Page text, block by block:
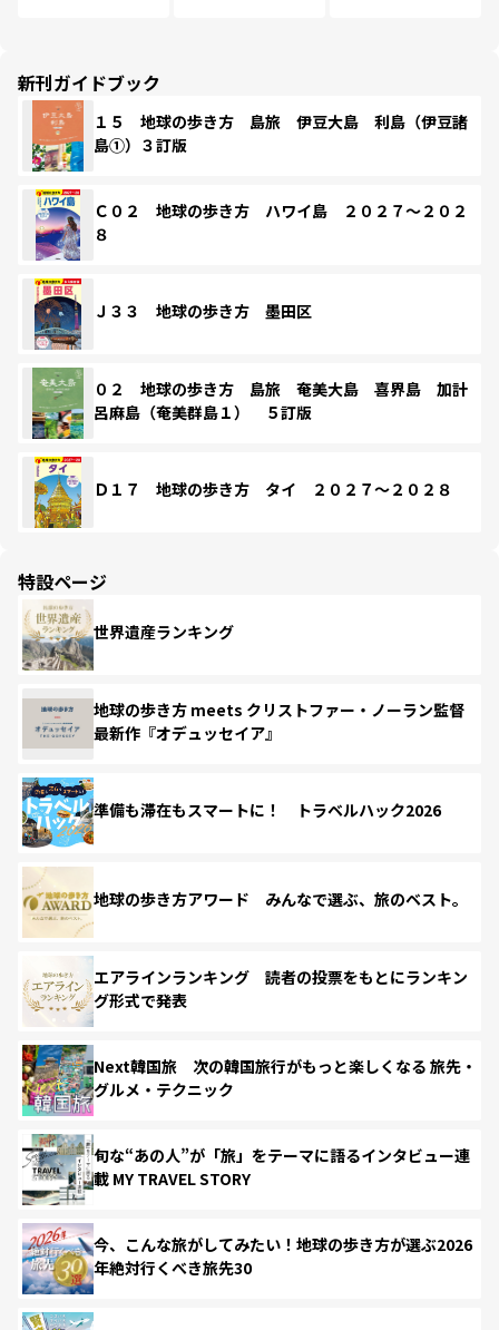
新刊ガイドブック
１５ 地球の歩き方 島旅 伊豆大島 利島（伊豆諸
島①）３訂版
Ｃ０２ 地球の歩き方 ハワイ島 ２０２７～２０２
８
Ｊ３３ 地球の歩き方 墨田区
０２ 地球の歩き方 島旅 奄美大島 喜界島 加計
呂麻島（奄美群島１） ５訂版
Ｄ１７ 地球の歩き方 タイ ２０２７～２０２８
特設ページ
世界遺産ランキング
地球の歩き方 meets クリストファー・ノーラン監督
最新作『オデュッセイア』
準備も滞在もスマートに！ トラベルハック2026
地球の歩き方アワード みんなで選ぶ、旅のベスト。
エアラインランキング 読者の投票をもとにランキン
グ形式で発表
Next韓国旅 次の韓国旅行がもっと楽しくなる 旅先・
グルメ・テクニック
旬な“あの人”が「旅」をテーマに語るインタビュー連
載 MY TRAVEL STORY
今、こんな旅がしてみたい！地球の歩き方が選ぶ2026
年絶対行くべき旅先30